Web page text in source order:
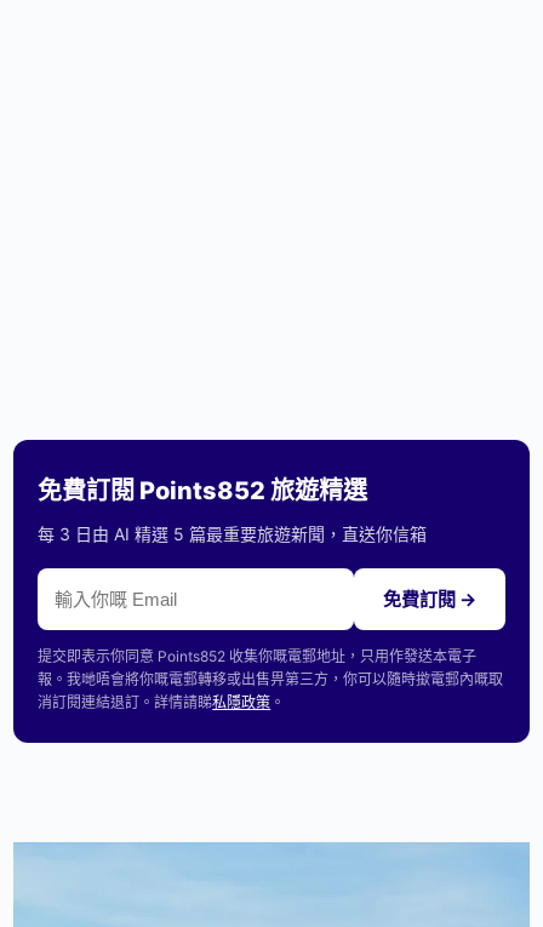
免費訂閱 Points852 旅遊精選
每 3 日由 AI 精選 5 篇最重要旅遊新聞，直送你信箱
免費訂閱 →
提交即表示你同意 Points852 收集你嘅電郵地址，只用作發送本電子
報。我哋唔會將你嘅電郵轉移或出售畀第三方，你可以隨時撳電郵內嘅取
消訂閱連結退訂。詳情請睇私隱政策 。